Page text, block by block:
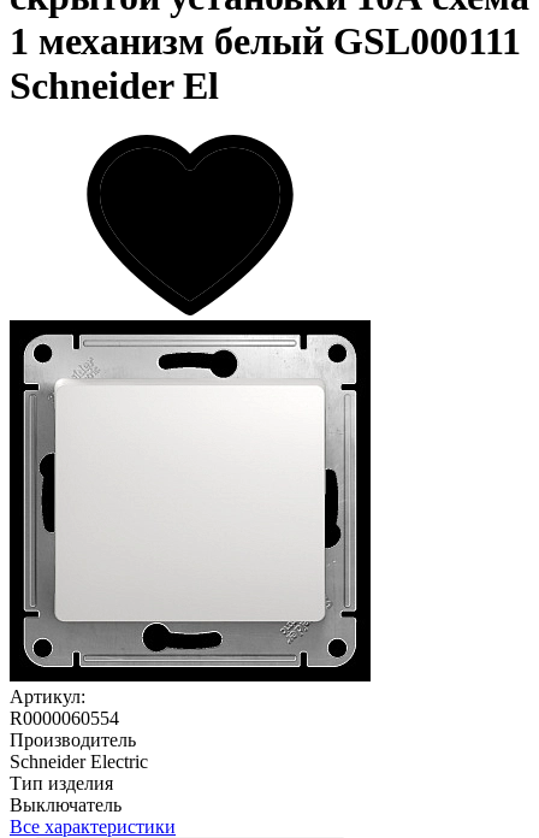
1 механизм белый GSL000111
Schneider El
Артикул:
R0000060554
Производитель
Schneider Electric
Тип изделия
Выключатель
Все характеристики